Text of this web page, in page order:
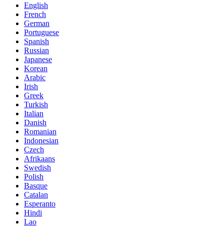
English
French
German
Portuguese
Spanish
Russian
Japanese
Korean
Arabic
Irish
Greek
Turkish
Italian
Danish
Romanian
Indonesian
Czech
Afrikaans
Swedish
Polish
Basque
Catalan
Esperanto
Hindi
Lao